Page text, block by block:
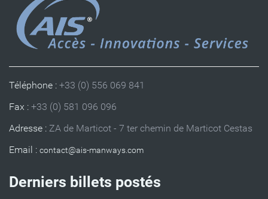
Téléphone : +33 (0) 556 069 841
Fax : +33 (0) 581 096 096
Adresse : ZA de Marticot - 7 ter chemin de Marticot Cestas
Email :
Derniers billets postés